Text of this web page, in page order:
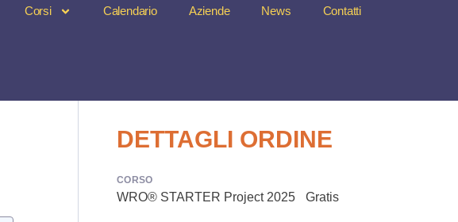
Corsi Calendario Aziende News Contatti
DETTAGLI ORDINE
CORSO
WRO® STARTER Project 2025 Gratis